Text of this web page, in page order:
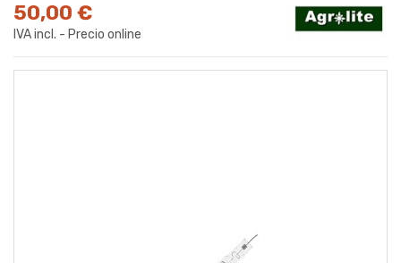
50,00 €
IVA incl. - Precio online